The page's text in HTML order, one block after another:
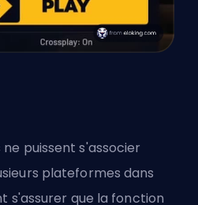
puissent s'associer
plateformes dans
s'assurer que la fonction